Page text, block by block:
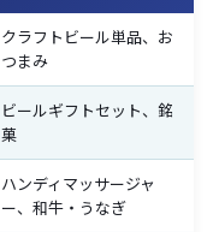
クラフトビール単品、お
つまみ
ビールギフトセット、銘
菓
ハンディマッサージャ
ー、和牛・うなぎ